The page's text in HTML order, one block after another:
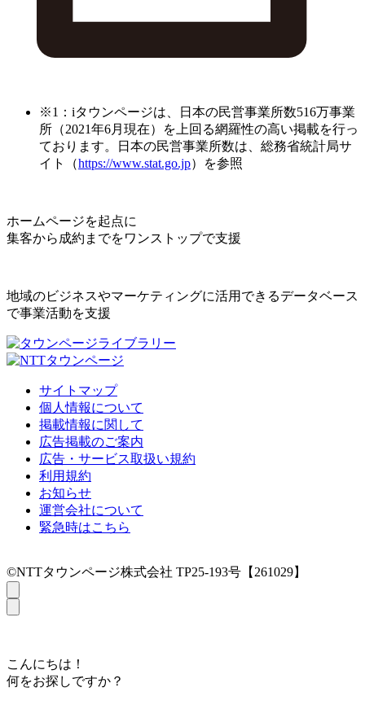
※1：iタウンページは、日本の民営事業所数516万事業
所（2021年6月現在）を上回る網羅性の高い掲載を行っ
ております。日本の民営事業所数は、総務省統計局サ
イト（https://www.stat.go.jp）を参照
ホームページを起点に
集客から成約までをワンストップで支援
地域のビジネスやマーケティングに活用できるデータベース
で事業活動を支援
サイトマップ
個人情報について
掲載情報に関して
広告掲載のご案内
広告・サービス取扱い規約
利用規約
お知らせ
運営会社について
緊急時はこちら
©NTTタウンページ株式会社 TP25-193号【261029】
こんにちは！
何をお探しですか？